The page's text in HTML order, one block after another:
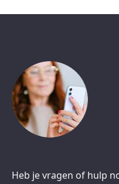
Heb je vragen of hulp